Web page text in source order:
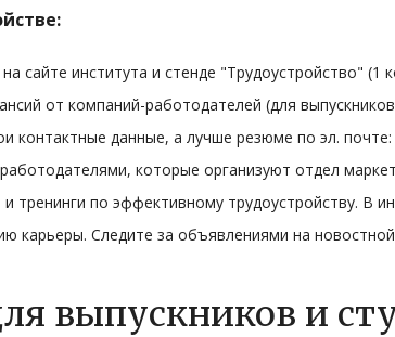
сайте института и стенде "Трудоустройство" (1
от компаний-работодателей (для
контактные данные, а лучше резюме по эл. почте:
которые организуют отдел
тренинги по эффективному трудоустройству. В
карьеры. Следите за объявлениями на
выпускников и